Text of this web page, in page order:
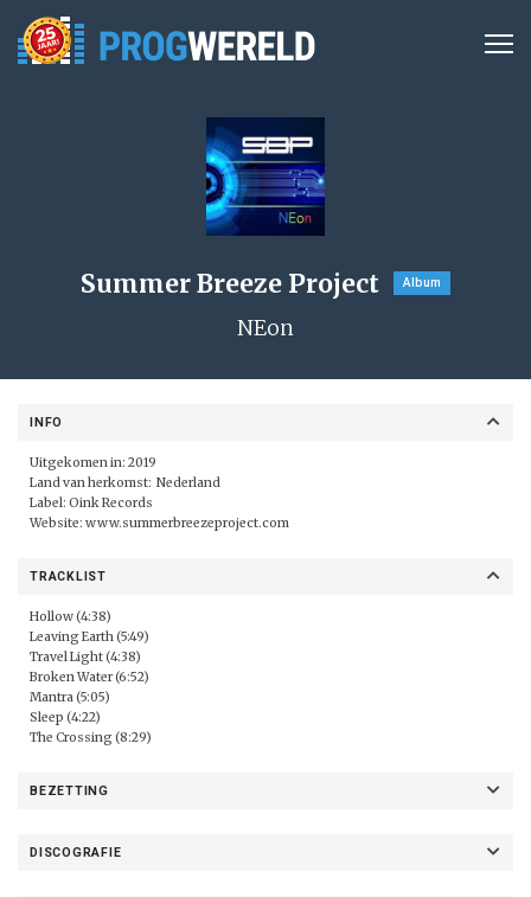
Summer Breeze Project Album
NEon
INFO
Uitgekomen in: 2019
Land van herkomst: Nederland
Label: Oink Records
Website: www.summerbreezeproject.com
TRACKLIST
Hollow (4:38)
Leaving Earth (5:49)
Travel Light (4:38)
Broken Water (6:52)
Mantra (5:05)
Sleep (4:22)
The Crossing (8:29)
BEZETTING
DISCOGRAFIE